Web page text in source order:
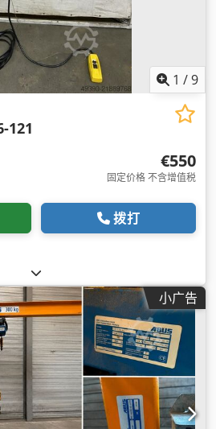
1 /9
121
€550
固定价格 不含增值税
拨打
小广告